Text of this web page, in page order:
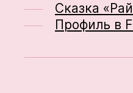
Сказка
Профиль в